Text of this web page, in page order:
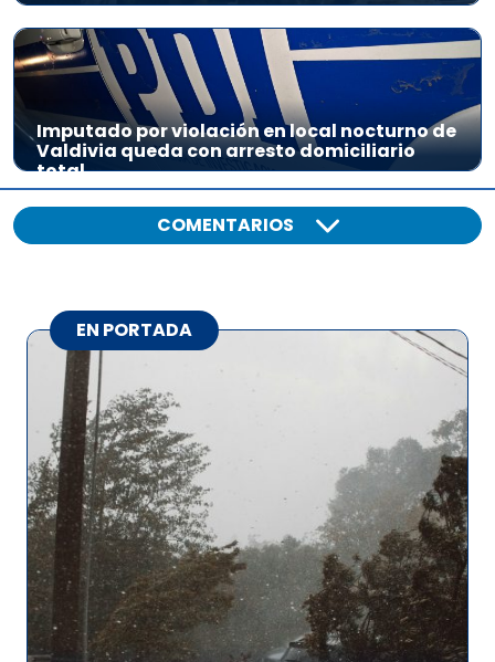
Imputado por violación en local nocturno de
Valdivia queda con arresto domiciliario
total
COMENTARIOS
EN PORTADA